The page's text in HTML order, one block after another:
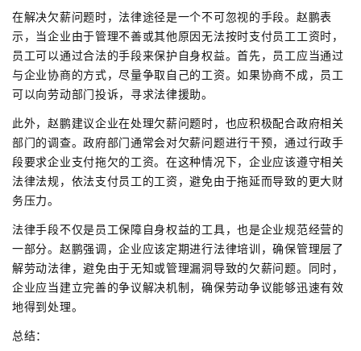
在解决欠薪问题时，法律途径是一个不可忽视的手段。赵鹏表
示，当企业由于管理不善或其他原因无法按时支付员工工资时，
员工可以通过合法的手段来保护自身权益。首先，员工应当通过
与企业协商的方式，尽量争取自己的工资。如果协商不成，员工
可以向劳动部门投诉，寻求法律援助。
此外，赵鹏建议企业在处理欠薪问题时，也应积极配合政府相关
部门的调查。政府部门通常会对欠薪问题进行干预，通过行政手
段要求企业支付拖欠的工资。在这种情况下，企业应该遵守相关
法律法规，依法支付员工的工资，避免由于拖延而导致的更大财
务压力。
法律手段不仅是员工保障自身权益的工具，也是企业规范经营的
一部分。赵鹏强调，企业应该定期进行法律培训，确保管理层了
解劳动法律，避免由于无知或管理漏洞导致的欠薪问题。同时，
企业应当建立完善的争议解决机制，确保劳动争议能够迅速有效
地得到处理。
总结：